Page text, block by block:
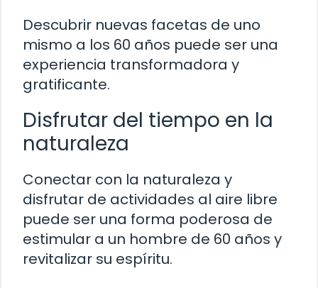
Descubrir nuevas facetas de uno
mismo a los 60 años puede ser una
experiencia transformadora y
gratificante.
Disfrutar del tiempo en la
naturaleza
Conectar con la naturaleza y
disfrutar de actividades al aire libre
puede ser una forma poderosa de
estimular a un hombre de 60 años y
revitalizar su espíritu.